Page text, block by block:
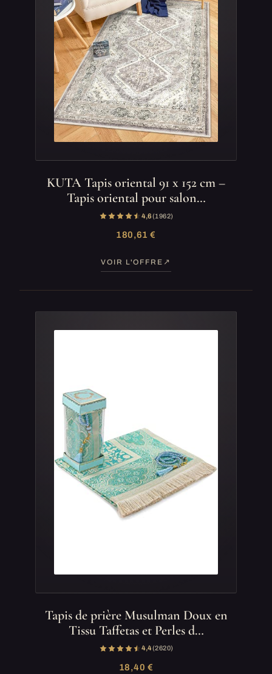
KUTA Tapis oriental 91 x 152 cm –
Tapis oriental pour salon…
4,6(1 962)
180,61 €
VOIR L'OFFRE
Tapis de prière Musulman Doux en
Tissu Taffetas et Perles d…
4,4(2 620)
18,40 €